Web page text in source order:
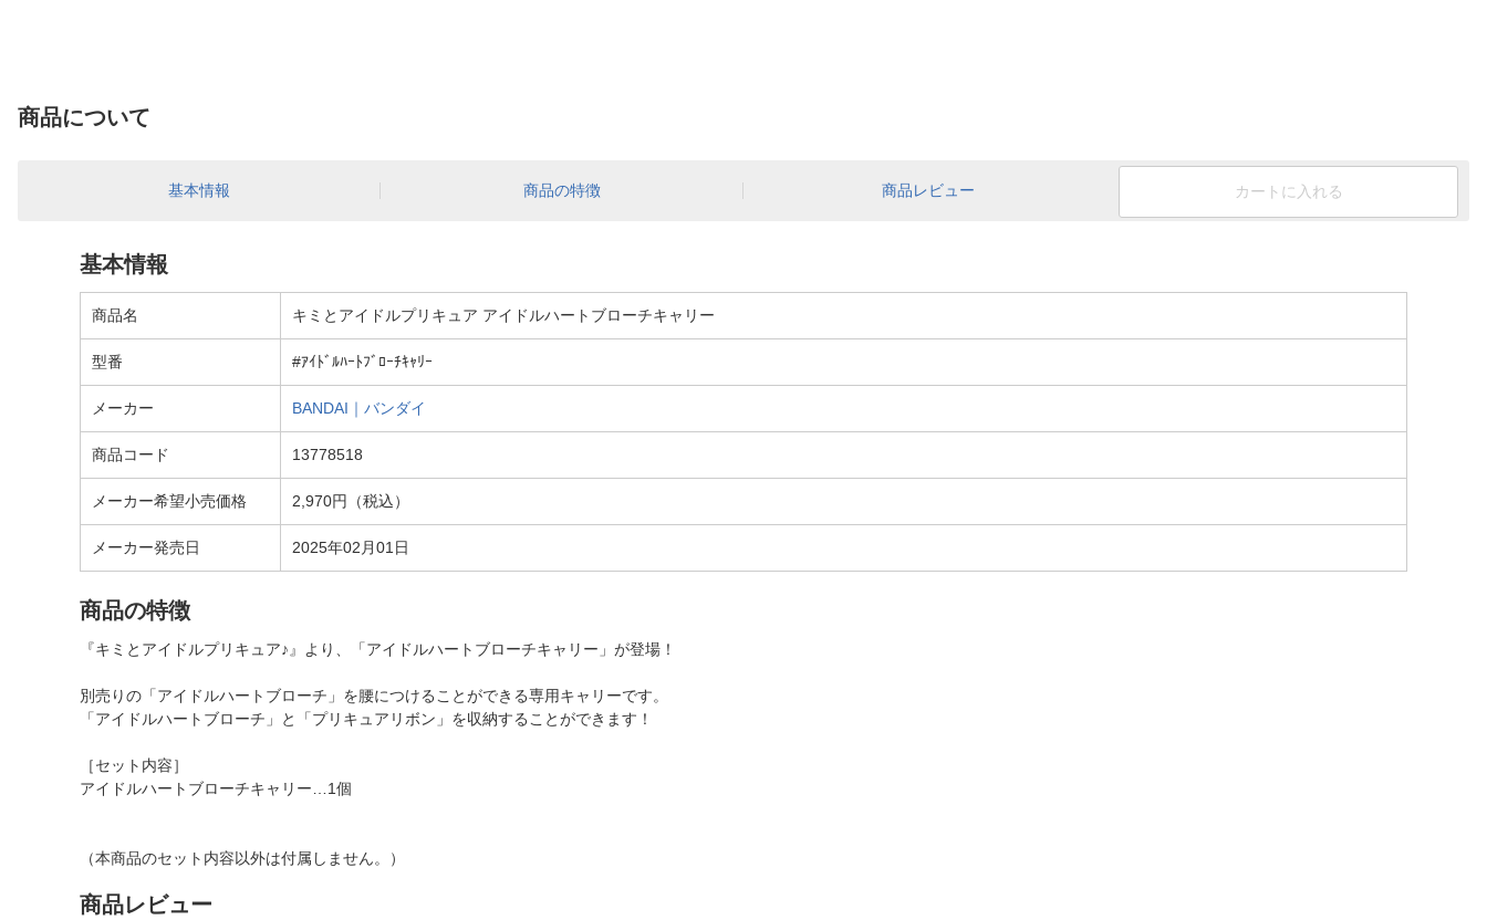
商品について
カートに入れる
基本情報 商品の特徴 商品レビュー
基本情報
商品名 キミとアイドルプリキュア アイドルハートブローチキャリー
型番 #ｱｲﾄﾞﾙﾊｰﾄﾌﾞﾛｰﾁｷｬﾘｰ
メーカー BANDAI｜バンダイ
商品コード 13778518
メーカー希望小売価格 2,970円（税込）
メーカー発売日 2025年02月01日
商品の特徴
『キミとアイドルプリキュア♪』より、「アイドルハートブローチキャリー」が登場！
別売りの「アイドルハートブローチ」を腰につけることができる専用キャリーです。
「アイドルハートブローチ」と「プリキュアリボン」を収納することができます！
［セット内容］
アイドルハートブローチキャリー…1個
（本商品のセット内容以外は付属しません。）
商品レビュー